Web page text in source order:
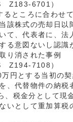
Z183-6701）
ところに合わせ
該株式の売却日以
て、代表者に、法
る意図ないし認識
り消された事例
Z194-7108）
円とする当初の
、代替物件の納税
税金分として現
いとして重加算税